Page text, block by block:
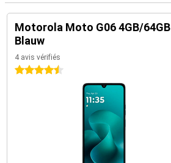
Motorola Moto G06 4GB/64GB
Blauw
4 avis vérifiés
4.5 étoiles